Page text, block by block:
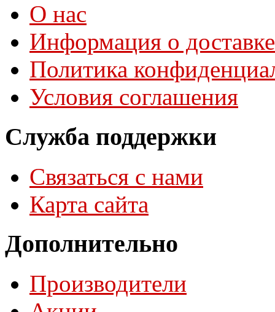
О нас
Информация о доставке
Политика
Условия соглашения
Служба поддержки
Связаться с нами
Карта сайта
Дополнительно
Производители